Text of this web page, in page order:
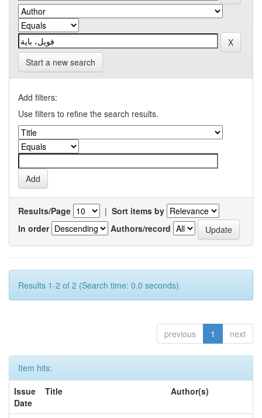
Start a new search
Add filters:
Use filters to refine the search results.
Results/Page | Sort items by
In order
Authors/record
Results 1-2 of 2 (Search time: 0.0 seconds).
previous 1 next
Item hits:
Issue
Date
Title Author(s)